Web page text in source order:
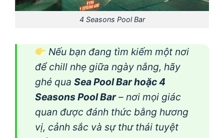
4 Seasons Pool Bar
Nếu bạn đang tìm kiếm một nơi
để chill nhẹ giữa ngày nắng, hãy
ghé qua Sea Pool Bar hoặc 4
Seasons Pool Bar– nơi mọi giác
quan được đánh thức bằng hương
vị, cảnh sắc và sự thư thái tuyệt